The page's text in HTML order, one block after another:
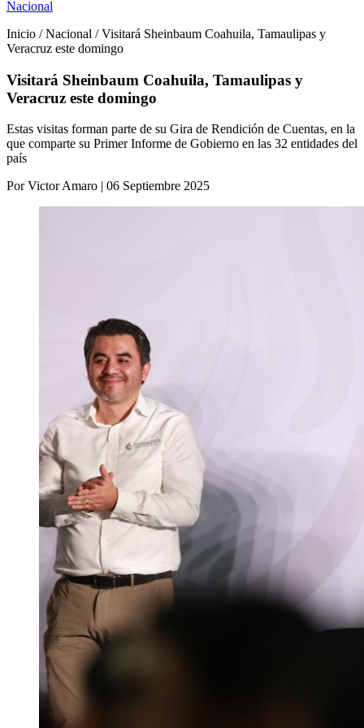
Nacional
Inicio / Nacional / Visitará Sheinbaum Coahuila, Tamaulipas y
Veracruz este domingo
Visitará Sheinbaum Coahuila, Tamaulipas y
Veracruz este domingo
Estas visitas forman parte de su Gira de Rendición de Cuentas, en la
que comparte su Primer Informe de Gobierno en las 32 entidades del
país
Por Victor Amaro | 06 Septiembre 2025